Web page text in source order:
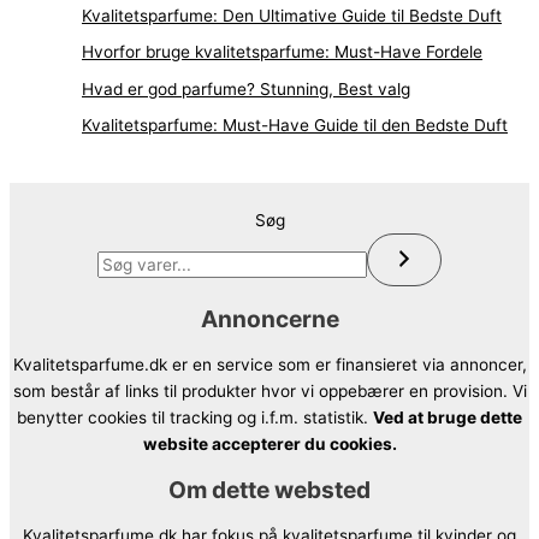
Kvalitetsparfume: Den Ultimative Guide til Bedste Duft
Hvorfor bruge kvalitetsparfume: Must-Have Fordele
Hvad er god parfume? Stunning, Best valg
Kvalitetsparfume: Must-Have Guide til den Bedste Duft
Søg
Annoncerne
Kvalitetsparfume.dk er en service som er finansieret via annoncer,
som består af links til produkter hvor vi oppebærer en provision. Vi
benytter cookies til tracking og i.f.m. statistik. Ved at bruge dette
website accepterer du cookies.
Om dette websted